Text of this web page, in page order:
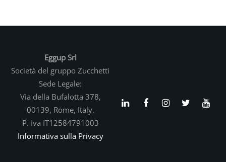
Eggup Srl
Società del gruppo Zucchetti
Sede Legale:
Via della Bufalotta 378,
00139, Rome, Italy.
P. Iva IT12584791003
Informativa sulla Privacy